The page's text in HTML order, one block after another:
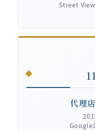
Street
代理
Google